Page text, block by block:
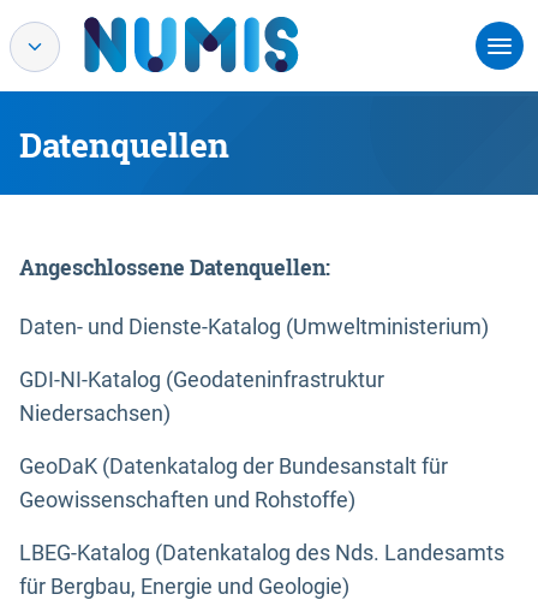
Datenquellen
Angeschlossene Datenquellen:
Daten- und Dienste-Katalog (Umweltministerium)
GDI-NI-Katalog (Geodateninfrastruktur
Niedersachsen)
GeoDaK (Datenkatalog der Bundesanstalt für
Geowissenschaften und Rohstoffe)
LBEG-Katalog (Datenkatalog des Nds. Landesamts
für Bergbau, Energie und Geologie)